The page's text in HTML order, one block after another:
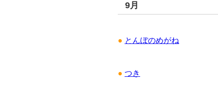
9月
● とんぼのめがね
● つき